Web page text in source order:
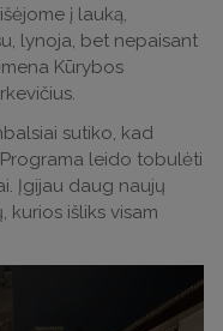
į lauką,
lynoja, bet nepaisant
Kūrybos
sutiko, kad
leido tobulėti
Įgijau daug naujų
kurios išliks visam